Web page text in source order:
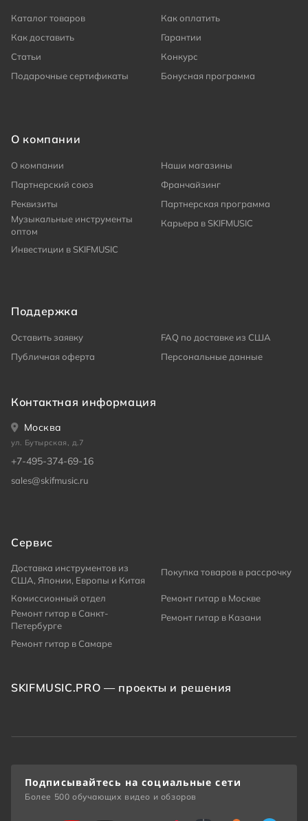
Каталог товаров
Как оплатить
Как доставить
Гарантии
Статьи
Конкурс
Подарочные сертификаты
Бонусная программа
О компании
О компании
Наши магазины
Партнерский союз
Франчайзинг
Реквизиты
Партнерская программа
Музыкальные инструменты
оптом
Карьера в SKIFMUSIC
Инвестиции в SKIFMUSIC
Поддержка
Оставить заявку
FAQ по доставке из США
Публичная оферта
Персональные данные
Контактная информация
Москва
ул. Бутырская, д.7
+7-495-374-69-16
sales@skifmusic.ru
Сервис
Доставка инструментов из
США, Японии, Европы и Китая
Покупка товаров в рассрочку
Комиссионный отдел
Ремонт гитар в Москве
Ремонт гитар в Санкт-
Петербурге
Ремонт гитар в Казани
Ремонт гитар в Самаре
SKIFMUSIC.PRO — проекты и решения
Подписывайтесь на социальные сети
Более 500 обучающих видео и обзоров